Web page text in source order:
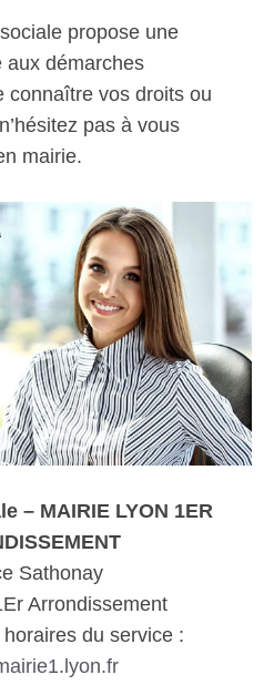
propose une
aux démarches
connaître vos droits ou
pas à vous
mairie.
– MAIRIE LYON 1ER
Sathonay
Arrondissement
du service :